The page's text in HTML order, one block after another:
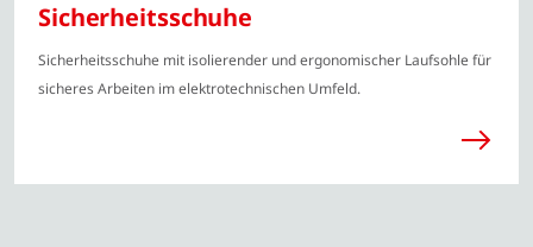
Sicherheitsschuhe
Sicherheitsschuhe mit isolierender und ergonomischer Laufsohle für
sicheres Arbeiten im elektrotechnischen Umfeld.